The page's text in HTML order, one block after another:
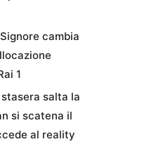
cambia
1
salta la
si scatena il
al reality